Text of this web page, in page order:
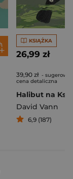
KSIĄŻKA
26,99 zł
39,90 zł -
cena detaliczna
David Vann
6,9 (187)